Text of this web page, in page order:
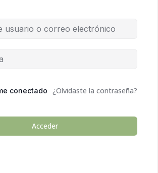
conectado ¿Olvidaste la contraseña?
Acceder